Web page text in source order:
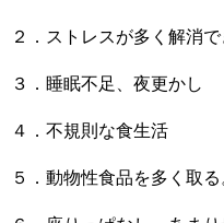
２．ストレスが多く解消
３．睡眠不足、夜更かし
４．不規則な食生活
５．動物性食品を多く取